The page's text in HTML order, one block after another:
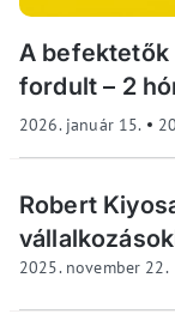
A befektetők
fordult – 2
2026. január 15.
Robert
2025. november 22.